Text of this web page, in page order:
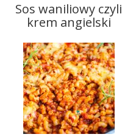
Sos waniliowy czyli
krem angielski